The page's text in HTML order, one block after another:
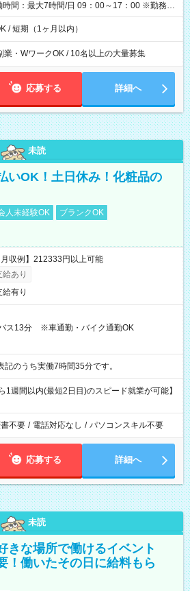
時間：最大7時間/日 09：00～17：00 ※勤務時
異なります。
/ 短期（1ヶ月以内）
業・WワークOK / 10名以上の大量募集
応募する 詳細へ
未読
いOK！土日休み！化粧品の
人未経験OK
ブランクOK
収例】212333円以上可能
あり
有り
ス13分 ※車通勤・バイク通勤OK
17:10 ※表記のうち実働7時間35分です。
1週間以内(最短2日目)のスピード就業が可能】
不要 / 電話対応なし / パソコンスキル不要
応募する 詳細へ
未読
きな場所で働けるイベント
！働いたその日に給料もら